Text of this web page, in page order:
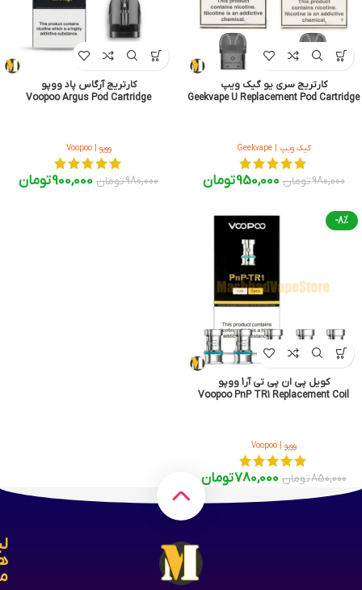
کارتریج سری یو گیک ویپ
Geekvape U Replacement Pod Cartridge
گیک ویپ | Geekvape
980,000تومان 950,000تومان
کارتریج آرگاس پاد ووپو
Voopoo Argus Pod Cartridge
ووپو | Voopoo
980,000تومان 900,000تومان
-8%
کویل پی ان پی تی آر1 ووپو
Voopoo PnP TR1 Replacement Coil
ووپو | Voopoo
850,000تومان 780,000تومان